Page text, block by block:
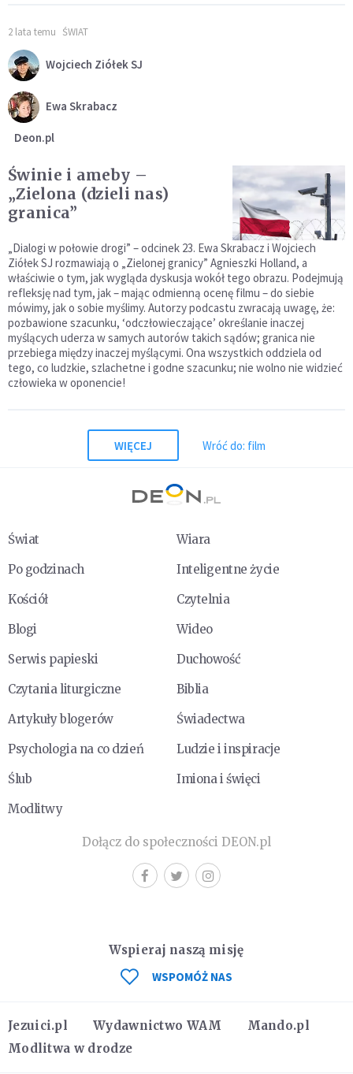
2 lata temu ŚWIAT
Wojciech Ziółek SJ
Ewa Skrabacz
Deon.pl
Świnie i ameby –
„Zielona (dzieli nas)
granica”
„Dialogi w połowie drogi” – odcinek 23. Ewa Skrabacz i Wojciech
Ziółek SJ rozmawiają o „Zielonej granicy” Agnieszki Holland, a
właściwie o tym, jak wygląda dyskusja wokół tego obrazu. Podejmują
refleksję nad tym, jak – mając odmienną ocenę filmu – do siebie
mówimy, jak o sobie myślimy. Autorzy podcastu zwracają uwagę, że:
pozbawione szacunku, ‘odczłowieczające’ określanie inaczej
myślących uderza w samych autorów takich sądów; granica nie
przebiega między inaczej myślącymi. Ona wszystkich oddziela od
tego, co ludzkie, szlachetne i godne szacunku; nie wolno nie widzieć
człowieka w oponencie!
WIĘCEJ Wróć do: film
Świat
Wiara
Po godzinach
Inteligentne życie
Kościół
Czytelnia
Blogi
Wideo
Serwis papieski
Duchowość
Czytania liturgiczne
Biblia
Artykuły blogerów
Świadectwa
Psychologia na co dzień
Ludzie i inspiracje
Ślub
Imiona i święci
Modlitwy
Dołącz do społeczności DEON.pl
Jezuici.pl Wydawnictwo WAM
Mando.pl
Modlitwa w drodze
Wspieraj naszą misję
WSPOMÓŻ NAS